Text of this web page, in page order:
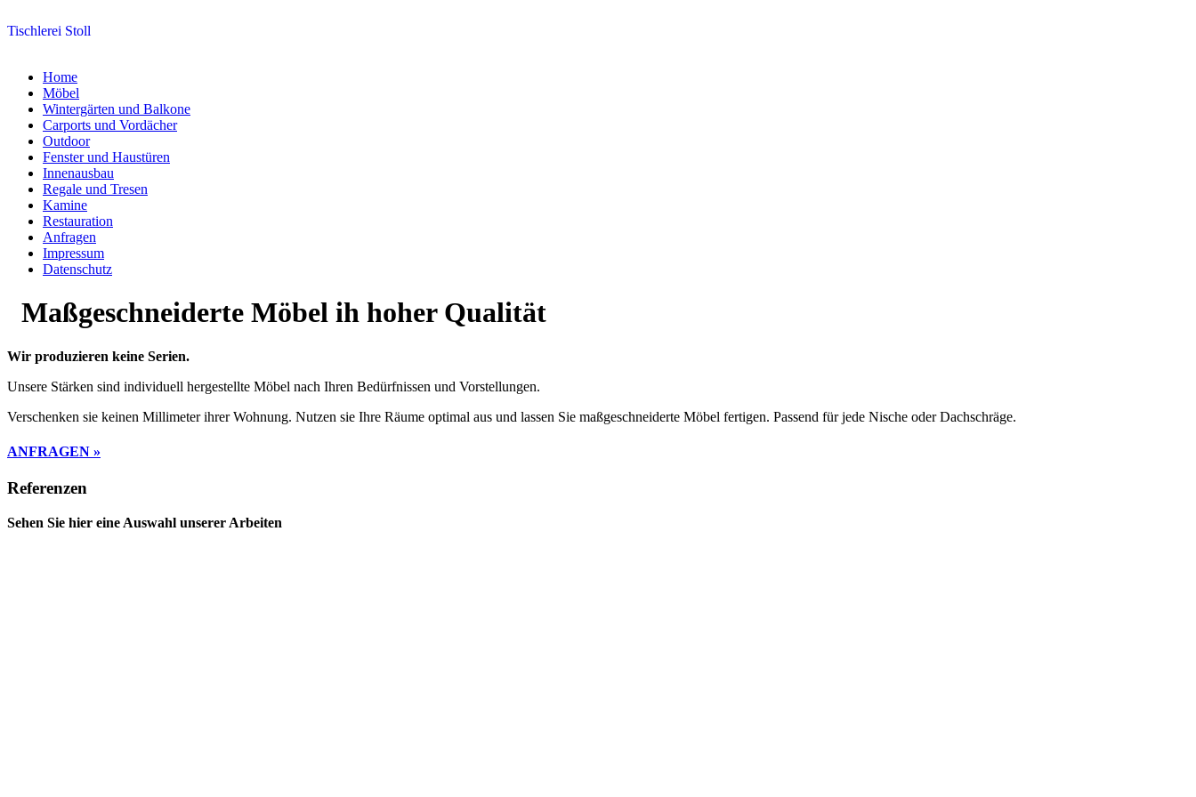
Tischlerei Stoll
Home
Möbel
Wintergärten und Balkone
Carports und Vordächer
Outdoor
Fenster und Haustüren
Innenausbau
Regale und Tresen
Kamine
Restauration
Anfragen
Impressum
Datenschutz
Maßgeschneiderte Möbel ih hoher Qualität
Wir produzieren keine Serien.
Unsere Stärken sind individuell hergestellte Möbel nach Ihren Bedürfnissen und Vorstellungen.
Verschenken sie keinen Millimeter ihrer Wohnung. Nutzen sie Ihre Räume optimal aus und lassen Sie maßgeschneiderte Möbel fertigen. Passend für jede Nische oder Dachschräge.
ANFRAGEN »
Referenzen
Sehen Sie hier eine Auswahl unserer Arbeiten